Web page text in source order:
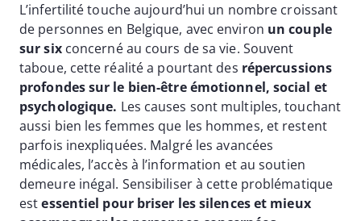
L’infertilité touche aujourd’hui un nombre croissant
de personnes en Belgique, avec environ un couple
sur six concerné au cours de sa vie. Souvent
taboue, cette réalité a pourtant des répercussions
profondes sur le bien-être émotionnel, social et
psychologique. Les causes sont multiples, touchant
aussi bien les femmes que les hommes, et restent
parfois inexpliquées. Malgré les avancées
médicales, l’accès à l’information et au soutien
demeure inégal. Sensibiliser à cette problématique
estessentiel pour briser les silences et mieux